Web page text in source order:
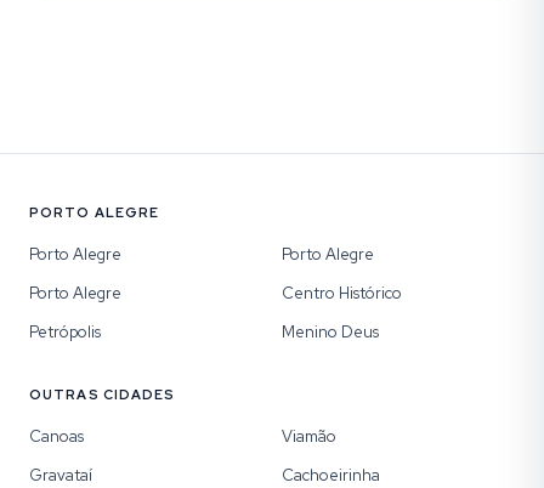
PORTO ALEGRE
Porto Alegre
Porto Alegre
Porto Alegre
Centro Histórico
Petrópolis
Menino Deus
OUTRAS CIDADES
Canoas
Viamão
Gravataí
Cachoeirinha